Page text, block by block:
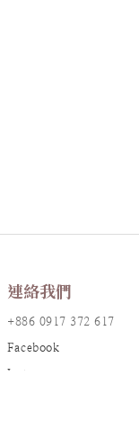
連絡我們
+886 0917 372 617
Facebook
Instagram